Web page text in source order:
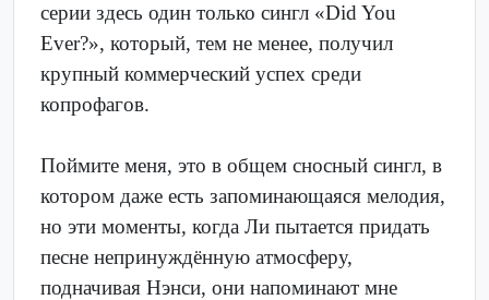
серии здесь один только сингл «Did You
Ever?», который, тем не менее, получил
крупный коммерческий успех среди
копрофагов.
Поймите меня, это в общем сносный сингл, в
котором даже есть запоминающаяся мелодия,
но эти моменты, когда Ли пытается придать
песне непринуждённую атмосферу,
подначивая Нэнси, они напоминают мне